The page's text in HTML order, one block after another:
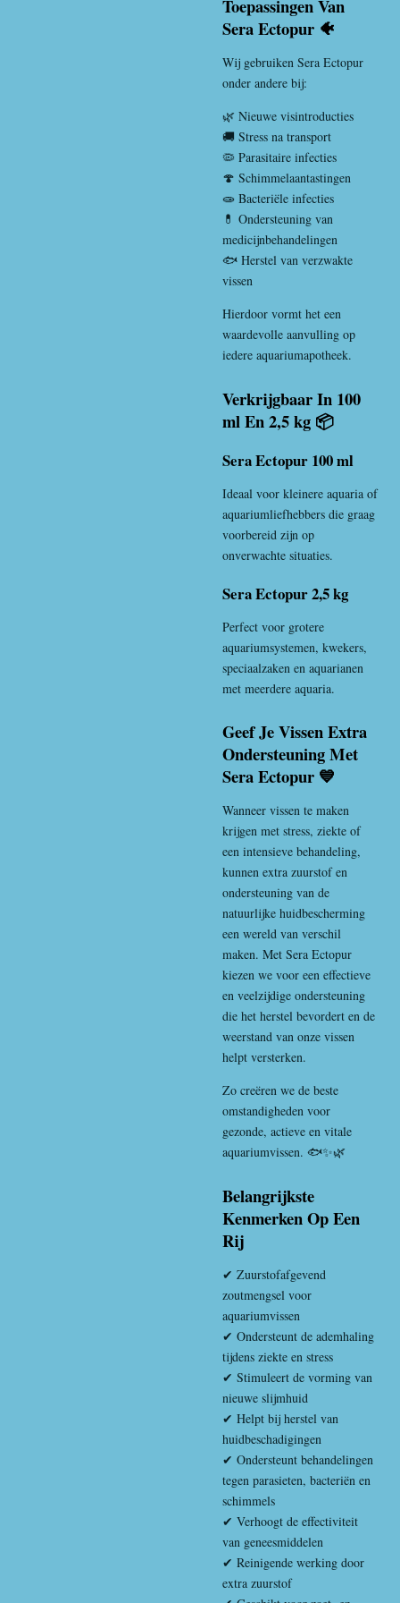
Toepassingen Van
Sera Ectopur 🐠
Wij gebruiken Sera Ectopur
onder andere bij:
🌿 Nieuwe visintroducties
🚚 Stress na transport
🦠 Parasitaire infecties
🍄 Schimmelaantastingen
🧫 Bacteriële infecties
💊 Ondersteuning van
medicijnbehandelingen
🐟 Herstel van verzwakte
vissen
Hierdoor vormt het een
waardevolle aanvulling op
iedere aquariumapotheek.
Verkrijgbaar In 100
ml En 2,5 kg 📦
Sera Ectopur 100 ml
Ideaal voor kleinere aquaria of
aquariumliefhebbers die graag
voorbereid zijn op
onverwachte situaties.
Sera Ectopur 2,5 kg
Perfect voor grotere
aquariumsystemen, kwekers,
speciaalzaken en aquarianen
met meerdere aquaria.
Geef Je Vissen Extra
Ondersteuning Met
Sera Ectopur 💙
Wanneer vissen te maken
krijgen met stress, ziekte of
een intensieve behandeling,
kunnen extra zuurstof en
ondersteuning van de
natuurlijke huidbescherming
een wereld van verschil
maken. Met Sera Ectopur
kiezen we voor een effectieve
en veelzijdige ondersteuning
die het herstel bevordert en de
weerstand van onze vissen
helpt versterken.
Zo creëren we de beste
omstandigheden voor
gezonde, actieve en vitale
aquariumvissen. 🐟✨🌿
Belangrijkste
Kenmerken Op Een
Rij
✔ Zuurstofafgevend
zoutmengsel voor
aquariumvissen
✔ Ondersteunt de ademhaling
tijdens ziekte en stress
✔ Stimuleert de vorming van
nieuwe slijmhuid
✔ Helpt bij herstel van
huidbeschadigingen
✔ Ondersteunt behandelingen
tegen parasieten, bacteriën en
schimmels
✔ Verhoogt de effectiviteit
van geneesmiddelen
✔ Reinigende werking door
extra zuurstof